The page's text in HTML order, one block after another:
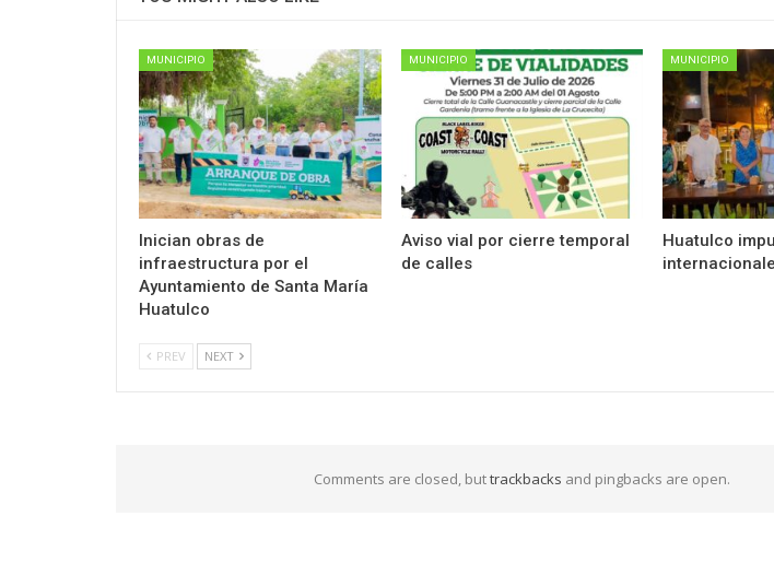
MUNICIPIO
Inician obras de
infraestructura por el
Ayuntamiento de Santa María
Huatulco
MUNICIPIO
Aviso vial por cierre temporal
de calles
MUNICIPIO
Huatulco
PREV NEXT
Comments are closed, buttrackbacks and pingbacks are open.